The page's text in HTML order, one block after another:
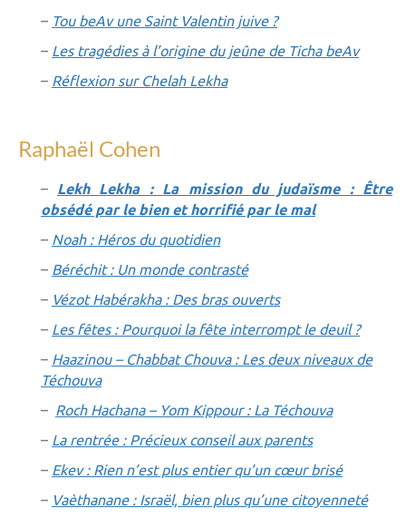
– Tou beAv une Saint Valentin juive ?
– Les tragédies à l’origine du jeûne de Ticha beAv
– Réflexion sur Chelah Lekha
Raphaël Cohen
– Lekh Lekha : La mission du judaïsme : Être
obsédé par le bien et horrifié par le mal
– Noah : Héros du quotidien
– Béréchit : Un monde contrasté
– Vézot Habérakha : Des bras ouverts
– Les fêtes : Pourquoi la fête interrompt le deuil ?
– Haazinou – Chabbat Chouva : Les deux niveaux de
Téchouva
– Roch Hachana – Yom Kippour : La Téchouva
– La rentrée : Précieux conseil aux parents
– Ekev : Rien n’est plus entier qu’un cœur brisé
– Vaèthanane : Israël, bien plus qu’une citoyenneté